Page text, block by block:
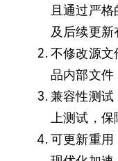
且通过严
及后续更新
不修改源文
品内部文件
兼容性测试
上测试，保
可更新重用